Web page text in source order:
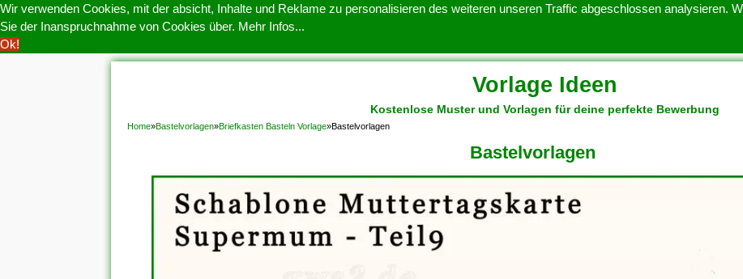
Wir verwenden Cookies, mit der absicht, Inhalte und Reklame zu personalisieren des weiteren unseren Traffic abgeschlossen analysieren.
Sie der Inanspruchnahme von Cookies über. Mehr Infos...
Ok!
Vorlage Ideen
DATENSCHUTZERKLARUNG KONTAKT NUTZUNGSBEDINGUNGEN
Kostenlose Muster und Vorlagen für deine perfekte Bewerbung
Home»Bastelvorlagen»Briefkasten Basteln Vorlage»Bastelvorlagen
Bastelvorlagen